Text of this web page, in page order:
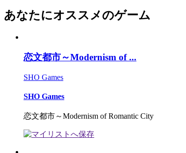
あなたにオススメのゲーム
恋文都市～Modernism of ...
SHO Games
SHO Games
恋文都市～Modernism of Romantic City